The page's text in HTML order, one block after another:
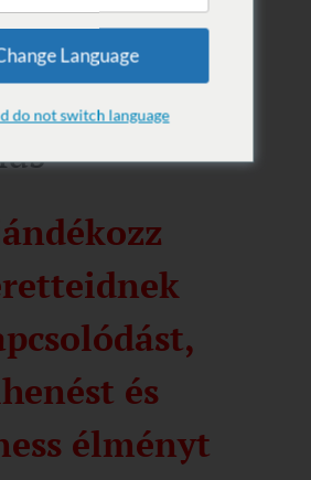
és
élményt
Language
do not switch language